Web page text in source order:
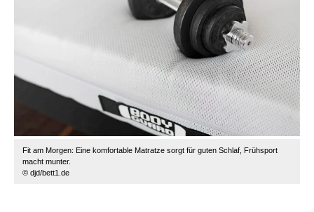
Fit am Morgen: Eine komfortable Matratze sorgt für guten Schlaf, Frühsport
macht munter.
© djd/bett1.de